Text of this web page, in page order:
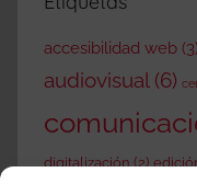
accesibilidad web
audiovisual (6)
digitalización (2)